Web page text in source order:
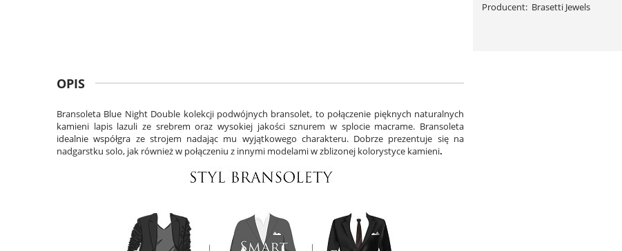
Producent: Brasetti Jewels
OPIS
Bransoleta Blue Night Double kolekcji podwójnych bransolet, to połączenie pięknych naturalnych
kamieni lapis lazuli ze srebrem oraz wysokiej jakości sznurem w splocie macrame. Bransoleta
idealnie współgra ze strojem nadając mu wyjątkowego charakteru. Dobrze prezentuje się na
nadgarstku solo, jak również w połączeniu z innymi modelami w zblizonej kolorystyce kamieni.